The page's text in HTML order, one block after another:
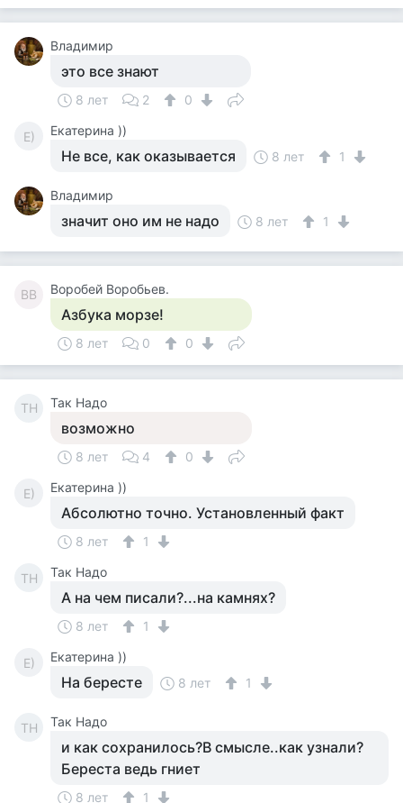
Владимир
это все знают
8 лет 2 0
Е) Екатерина ))
Не все, как оказывается 8 лет 1
Владимир
значит оно им не надо 8 лет 1
ВВ Воробей Воробьев.
Азбука морзе!
8 лет 0 0
ТН Так Надо
возможно
8 лет 4 0
Е) Екатерина ))
Абсолютно точно. Установленный факт
8 лет 1
ТН Так Надо
А на чем писали?...на камнях?
8 лет 1
Е) Екатерина ))
На бересте 8 лет 1
ТН Так Надо
и как сохранилось?В смысле..как узнали?
Береста ведь гниет
8 лет 1